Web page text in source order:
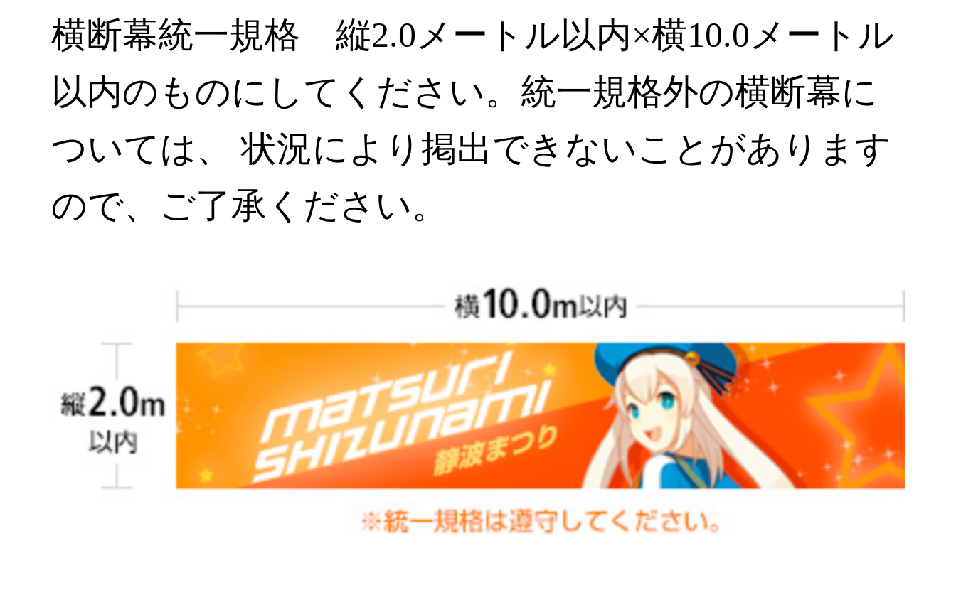
横断幕統一規格 縦2.0メートル以内×横10.0メートル
以内のものにしてください。統一規格外の横断幕に
ついては、 状況により掲出できないことがあります
ので、ご了承ください。